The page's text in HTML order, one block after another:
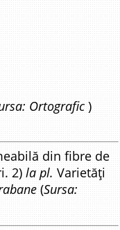
Ortografic )
din fibre de
2)la pl. Varietăți
(Sursa: